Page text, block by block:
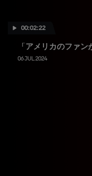
00:02:22
「アメリカのファン
06 JUL 2024